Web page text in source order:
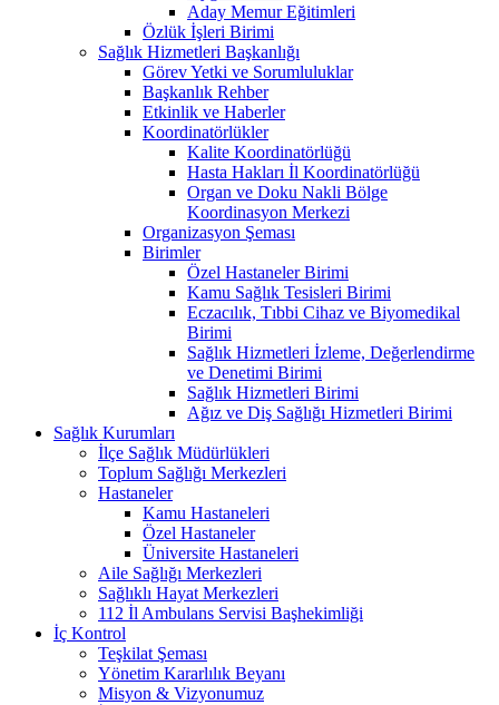
Aday Memur Eğitimleri
Özlük İşleri Birimi
Sağlık Hizmetleri Başkanlığı
Görev Yetki ve Sorumluluklar
Başkanlık Rehber
Etkinlik ve Haberler
Koordinatörlükler
Kalite Koordinatörlüğü
Hasta Hakları İl Koordinatörlüğü
Organ ve Doku Nakli Bölge
Koordinasyon Merkezi
Organizasyon Şeması
Birimler
Özel Hastaneler Birimi
Kamu Sağlık Tesisleri Birimi
Eczacılık, Tıbbi Cihaz ve Biyomedikal
Birimi
Sağlık Hizmetleri İzleme, Değerlendirme
ve Denetimi Birimi
Sağlık Hizmetleri Birimi
Ağız ve Diş Sağlığı Hizmetleri Birimi
Sağlık Kurumları
İlçe Sağlık Müdürlükleri
Toplum Sağlığı Merkezleri
Hastaneler
Kamu Hastaneleri
Özel Hastaneler
Üniversite Hastaneleri
Aile Sağlığı Merkezleri
Sağlıklı Hayat Merkezleri
112 İl Ambulans Servisi Başhekimliği
İç Kontrol
Teşkilat Şeması
Yönetim Kararlılık Beyanı
Misyon & Vizyonumuz